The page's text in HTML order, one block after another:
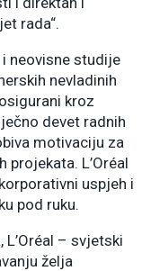
rada“.
neovisne studije
nevladinih
kroz
devet radnih
motivaciju za
projekata. L’Oréal
uspjeh i
pod ruku.
– svjetski
želja